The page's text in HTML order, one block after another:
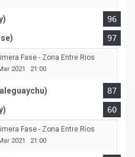
96
97
Fase - Zona Entre Rios
2021 21:00
87
60
Fase - Zona Entre Rios
2021 21:00